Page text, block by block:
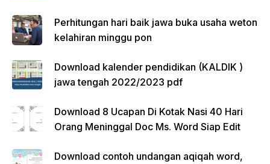
Perhitungan hari baik jawa buka usaha weton
kelahiran minggu pon
Download kalender pendidikan (KALDIK )
jawa tengah 2022/2023 pdf
Download 8 Ucapan Di Kotak Nasi 40 Hari
Orang Meninggal Doc Ms. Word Siap Edit
Download contoh undangan aqiqah word,